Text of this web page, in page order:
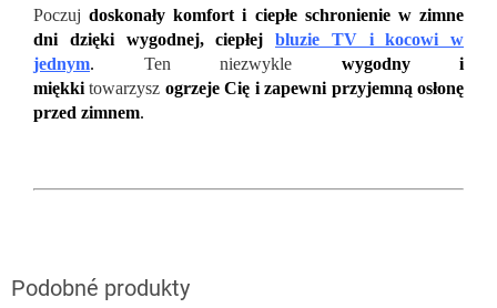
Poczujdoskonały komfort i ciepłe schronienie w zimne
dni dzięki wygodnej, ciepłej
bluzie TV i kocowi w
jednym. Ten niezwykle wygodny i
miękki towarzysz ogrzeje Cię i zapewni przyjemną osłonę
przed zimnem.